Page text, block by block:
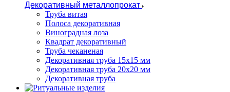
Декоративный металлопрокат
Труба витая
Полоса декоративная
Виноградная лоза
Квадрат декоративный
Труба чеканеная
Декоративная труба 15х15 мм
Декоративная труба 20х20 мм
Декоративная труба